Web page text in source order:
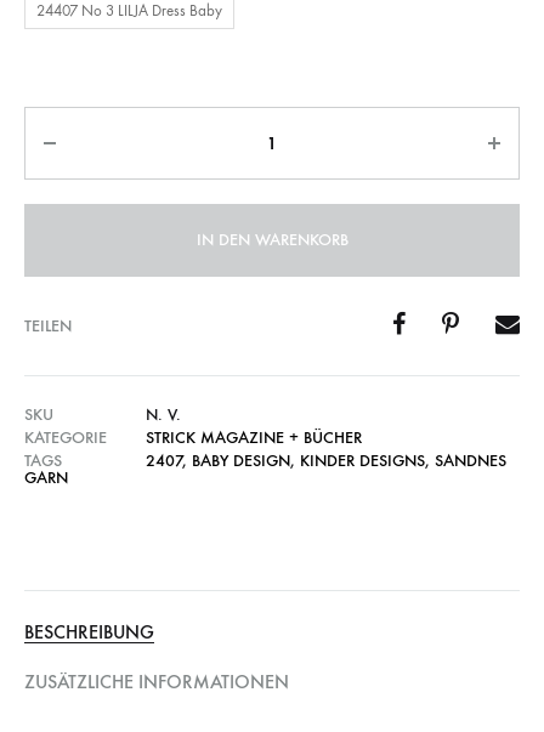
24407 No 3 LILJA Dress Baby
IN DEN WARENKORB
TEILEN
SKU
N. V.
KATEGORIE
STRICK MAGAZINE + BÜCHER
TAGS
2407, BABY DESIGN, KINDER DESIGNS, SANDNES
GARN
BESCHREIBUNG
ZUSÄTZLICHE INFORMATIONEN